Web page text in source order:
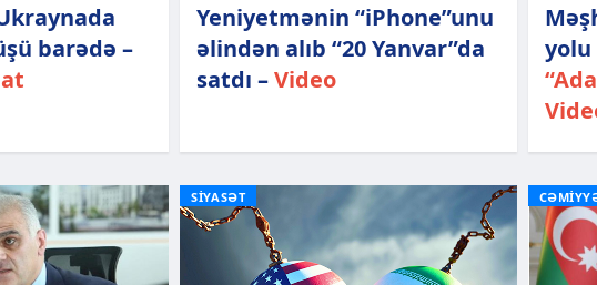
barədə –
Yeniyetmənin “iPhone”unu
əlindən alıb “20 Yanvar”da
satdı –Video
SİYASƏT